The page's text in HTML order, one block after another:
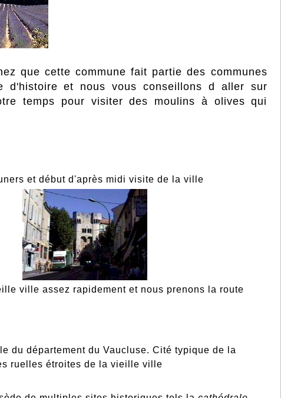
que cette commune fait partie des communes
d'histoire et nous vous conseillons d aller sur
temps pour visiter des moulins à olives qui
et début d'après midi visite de la ville
ville assez rapidement et nous prenons la route
du département du Vaucluse. Cité typique de la
ruelles étroites de la vieille ville